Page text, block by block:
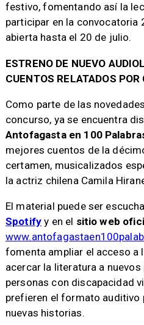
festivo, fomentando así la
participar en la convocatoria
abierta hasta el 20 de julio.
ESTRENO DE NUEVO
CUENTOS RELATADOS
Como parte de las
concurso, ya se encuentra
Antofagasta en 100
mejores cuentos de la
certamen, musicalizados
la actriz chilena Camila
El material puede ser
Spotify y en el sitio web
fomenta ampliar el acceso a
acercar la literatura a
personas con discapacidad
prefieren el formato auditivo
nuevas historias.